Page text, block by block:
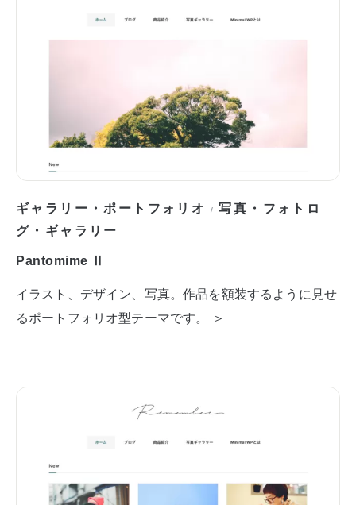
ギャラリー・ポートフォリオ /写真・フォトロ
グ・ギャラリー
Pantomime Ⅱ
イラスト、デザイン、写真。作品を額装するように見せ
るポートフォリオ型テーマです。 ＞